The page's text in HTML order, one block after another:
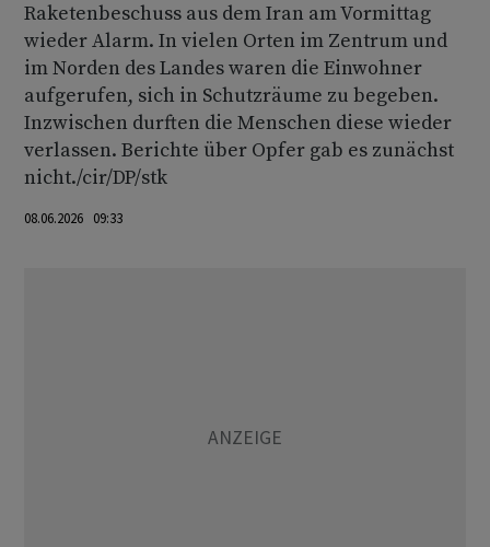
Raketenbeschuss aus dem Iran am Vormittag
wieder Alarm. In vielen Orten im Zentrum und
im Norden des Landes waren die Einwohner
aufgerufen, sich in Schutzräume zu begeben.
Inzwischen durften die Menschen diese wieder
verlassen. Berichte über Opfer gab es zunächst
nicht./cir/DP/stk
08.06.2026 09:33